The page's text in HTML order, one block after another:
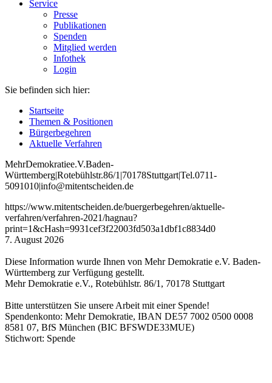
Service
Presse
Publikationen
Spenden
Mitglied werden
Infothek
Login
Sie befinden sich hier:
Startseite
Themen & Positionen
Bürgerbegehren
Aktuelle Verfahren
MehrDemokratiee.V.Baden-
Württemberg|Rotebühlstr.86/1 |70178Stuttgart|Tel.0711-
5091010|info@mitentscheiden.de
https://www.mitentscheiden.de/buergerbegehren/aktuelle-
verfahren/verfahren-2021/hagnau?
print=1&cHash=9931cef3f22003fd503a1dbf1c8834d0
7. August 2026
Diese Information wurde Ihnen von Mehr Demokratie e.V. Baden-
Württemberg zur Verfügung gestellt.
Mehr Demokratie e.V., Rotebühlstr. 86/1, 70178 Stuttgart
Bitte unterstützen Sie unsere Arbeit mit einer Spende!
Spendenkonto: Mehr Demokratie, IBAN DE57 7002 0500 0008
8581 07, BfS München (BIC BFSWDE33MUE)
Stichwort: Spende